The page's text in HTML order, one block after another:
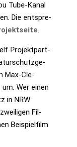
Tube-Kanal
Die ent­spre­
.
elf Pro­jekt­part­
Max-Cle­
Wer einen
in NRW
Fil­
Bei­spiel­film